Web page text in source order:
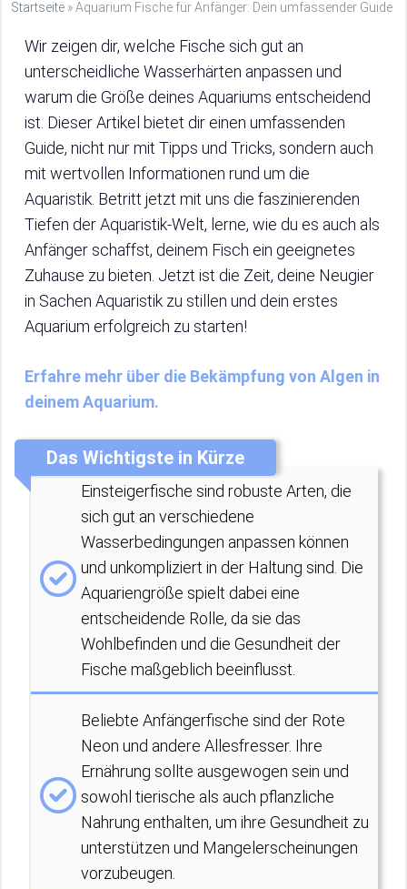
Startseite »Aquarium Fische für Anfänger: Dein umfassender Guide
Wir zeigen dir, welche Fische sich gut an
unterscheidliche Wasserhärten anpassen und
warum die Größe deines Aquariums entscheidend
ist. Dieser Artikel bietet dir einen umfassenden
Guide, nicht nur mit Tipps und Tricks, sondern auch
mit wertvollen Informationen rund um die
Aquaristik. Betritt jetzt mit uns die faszinierenden
Tiefen der Aquaristik-Welt, lerne, wie du es auch als
Anfänger schaffst, deinem Fisch ein geeignetes
Zuhause zu bieten. Jetzt ist die Zeit, deine Neugier
in Sachen Aquaristik zu stillen und dein erstes
Aquarium erfolgreich zu starten!
Erfahre mehr über die Bekämpfung von Algen in
deinem Aquarium.
Das Wichtigste in Kürze
Einsteigerfische sind robuste Arten, die
sich gut an verschiedene
Wasserbedingungen anpassen können
und unkompliziert in der Haltung sind. Die
Aquariengröße spielt dabei eine
entscheidende Rolle, da sie das
Wohlbefinden und die Gesundheit der
Fische maßgeblich beeinflusst.
Beliebte Anfängerfische sind der Rote
Neon und andere Allesfresser. Ihre
Ernährung sollte ausgewogen sein und
sowohl tierische als auch pflanzliche
Nahrung enthalten, um ihre Gesundheit zu
unterstützen und Mangelerscheinungen
vorzubeugen.